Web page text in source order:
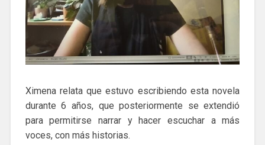
Ximena relata que estuvo escribiendo esta novela
durante 6 años, que posteriormente se extendió
para permitirse narrar y hacer escuchar a más
voces, con más historias.